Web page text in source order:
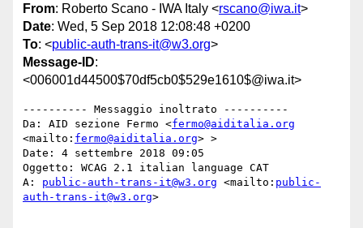
From: Roberto Scano - IWA Italy <rscano@iwa.it>
Date: Wed, 5 Sep 2018 12:08:48 +0200
To: <public-auth-trans-it@w3.org>
Message-ID:
<006001d44500$70df5cb0$529e1610$@iwa.it>
---------- Messaggio inoltrato ----------
Da: AID sezione Fermo <fermo@aiditalia.org
<mailto: fermo@aiditalia.org> >
Date: 4 settembre 2018 09:05
Oggetto: WCAG 2.1 italian language CAT
A: public-auth-trans-it@w3.org <mailto: public-
auth-trans-it@w3.org>